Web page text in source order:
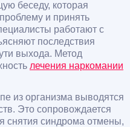
беседу, которая
и принять
работают с
последствия
выхода. Метод
лечения наркомании
из организма выводятся
Это сопровождается
снятия синдрома отмены,